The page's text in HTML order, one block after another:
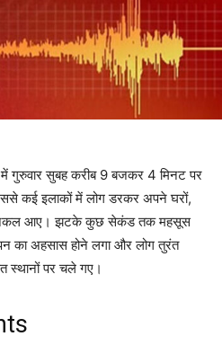
गुरुवार सुबह करीब 9 बजकर 4 मिनट पर
कई इलाकों में लोग डरकर अपने घरों,
निकल आए। झटके कुछ सेकंड तक महसूस
का अहसास होने लगा और लोग तुरंत
स्थानों पर चले गए।